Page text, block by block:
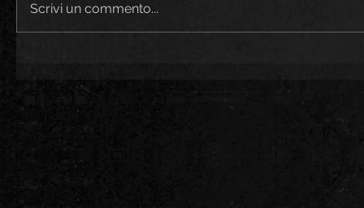
Scrivi un commento...